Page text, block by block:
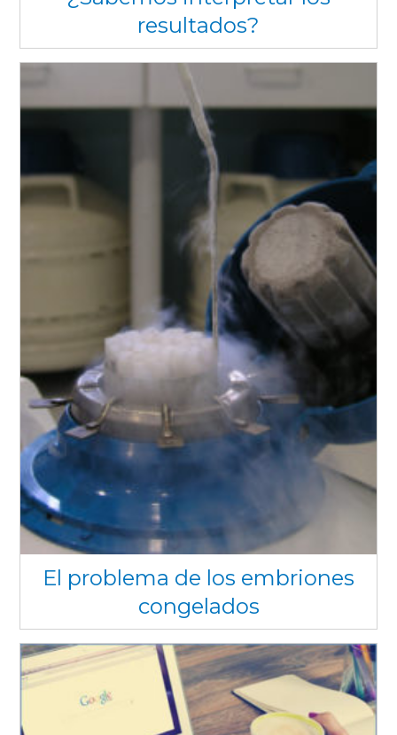
resultados?
El problema de los embriones
congelados